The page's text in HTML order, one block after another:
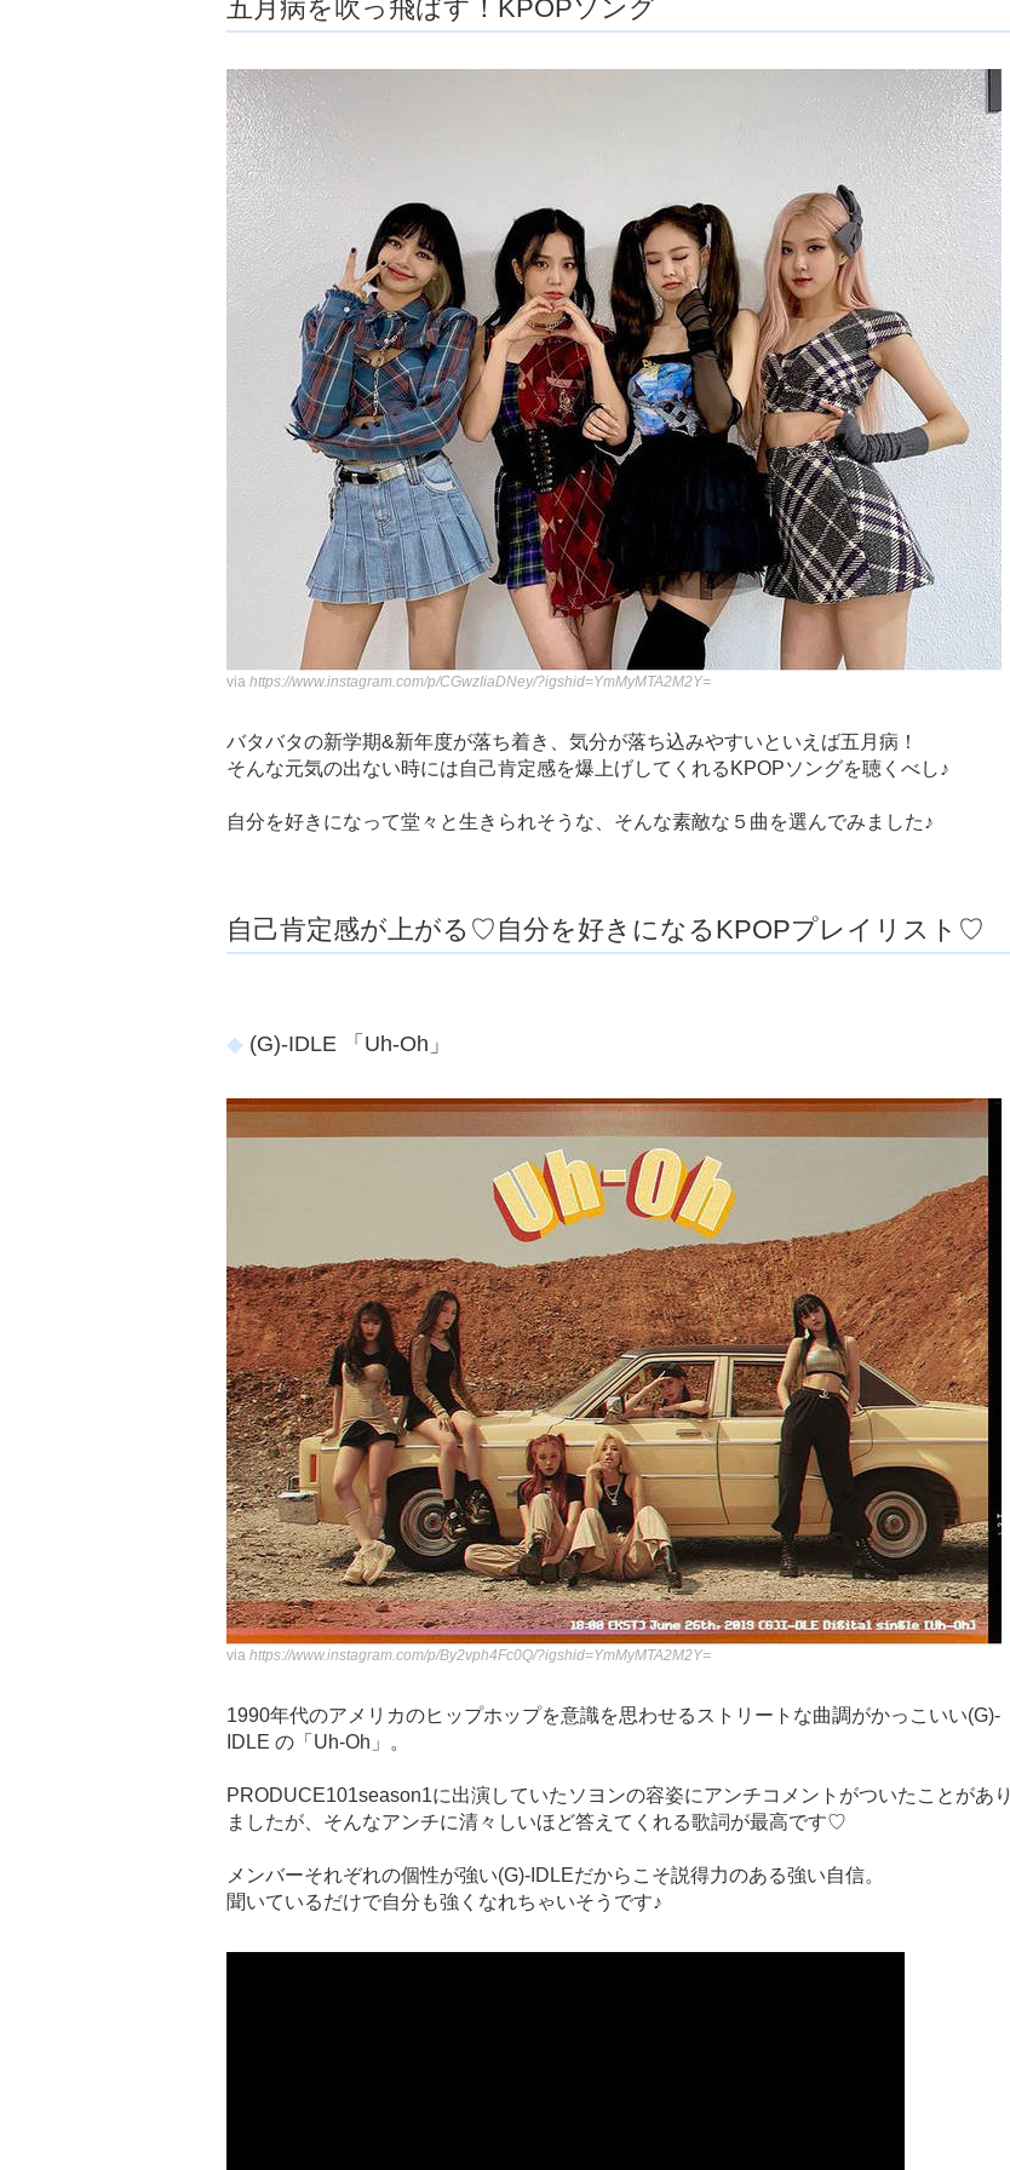
ョ
ア
五月病を吹っ飛ばす！KPOPソング
via https://www.instagram.com/p/CGwzIiaDNey/?igshid=YmMyMTA2M2Y=
バタバタの新学期&新年度が落ち着き、気分が落ち込みやすいといえば五月病！
そんな元気の出ない時には自己肯定感を爆上げしてくれるKPOPソングを聴くべし♪
自分を好きになって堂々と生きられそうな、そんな素敵な５曲を選んでみました♪
自己肯定感が上がる♡自分を好きになるKPOPプレイリスト♡
(G)-IDLE 「Uh-Oh」
via https://www.instagram.com/p/By2vph4Fc0Q/?igshid=YmMyMTA2M2Y=
1990年代のアメリカのヒップホップを意識を思わせるストリートな曲調がかっこいい(G)-
IDLE の「Uh-Oh」。
PRODUCE101season1に出演していたソヨンの容姿にアンチコメントがついたことがあり
ましたが、そんなアンチに清々しいほど答えてくれる歌詞が最高です♡
メンバーそれぞれの個性が強い(G)-IDLEだからこそ説得力のある強い自信。
聞いているだけで自分も強くなれちゃいそうです♪